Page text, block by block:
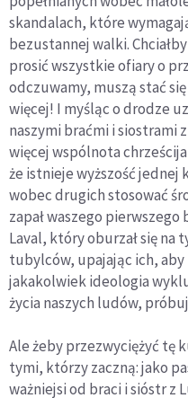
skandalach, które
bezustannej walki.
prosić wszystkie ofiary o
odczuwamy, muszą stać
więcej! I myśląc o drodze
naszymi braćmi i siostrami
więcej wspólnota
że istnieje wyższość
wobec drugich stosować
zapał waszego
Laval, który oburzał się
tubylców, upajając ich,
jakakolwiek ideologia
życia naszych ludów,
Ale żeby przezwyciężyć tę
tymi, którzy zaczną: jako
ważniejsi od braci i sióstr z